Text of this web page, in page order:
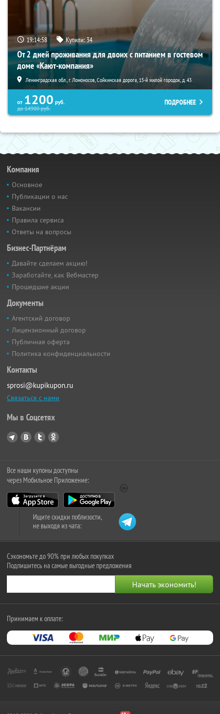
19:14:56 Купили:34
От 2 дней проживания для двоих с питанием в гостевом
доме «Кают-компания»
Ленинградская обл., г. Ломоносов, Сойкинская дорога, 15-й жилой городок, д. 43
от 1200 руб.
до14900руб.
ПОДРОБНЕЕ
Компания
Основное
Публикации о нас
Вакансии
Правила сервиса
Ответы на вопросы
Бизнес-Партнёрам
Давайте сделаем акцию!
Заработайте, как Вебмастер
Прошедшие акции
Документы
Агентский договор
Лицензионный договор
Публичная оферта
Политика конфиденциальности
Контакты
sprosi@kupikupon.ru
Связаться с нами
Мы в Соцсетях
Все наши купоны доступны
через Мобильное Приложение:
Ищите скидки поблизости,
не выходя из чата:
Сэкономьте до 90% при любых покупках
Подпишитесь на самые выгодные предложения
Принимаем к оплате: